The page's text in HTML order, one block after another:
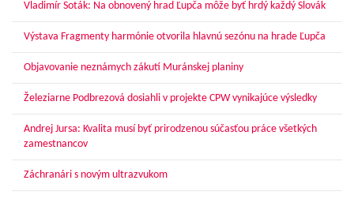
Vladimír Soták: Na obnovený hrad Ľupča môže byť hrdý každý Slovák
Výstava Fragmenty harmónie otvorila hlavnú sezónu na hrade Ľupča
Objavovanie neznámych zákutí Muránskej planiny
Železiarne Podbrezová dosiahli v projekte CPW vynikajúce výsledky
Andrej Jursa: Kvalita musí byť prirodzenou súčasťou práce všetkých
zamestnancov
Záchranári s novým ultrazvukom